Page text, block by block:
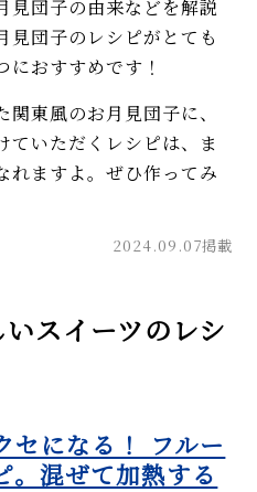
見団子の由来などを解説
見団子のレシピがとても
おすすめです！
東風のお月見団子に、
ていただくレシピは、ま
れますよ。ぜひ作ってみ
2024.09.07掲載
スイーツのレシ
セになる！ フルー
。混ぜて加熱する